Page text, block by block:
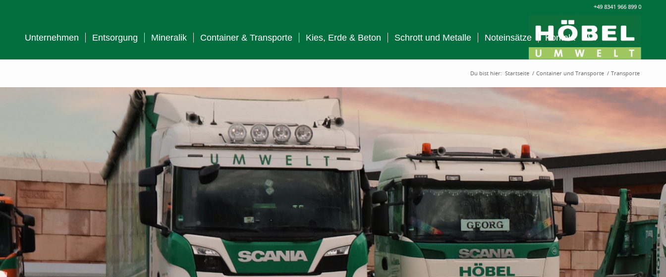
+49 8341 966 899 0
Unternehmen Entsorgung Mineralik Container & Transporte Kies, Erde & Beton Schrott und Metalle Noteinsätze Kontakt
Du bist hier: Startseite / Container und Transporte / Transporte